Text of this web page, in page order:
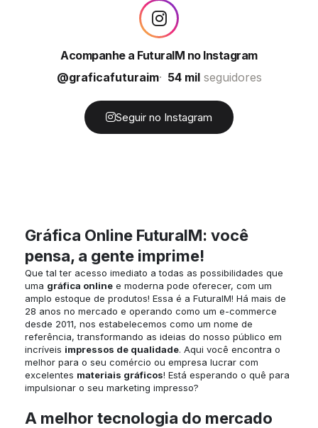
Acompanhe a FuturaIM no Instagram
@graficafuturaim
54 milseguidores
Seguir no Instagram
Gráfica Online FuturaIM: você
pensa, a gente imprime!
Que tal ter acesso imediato a todas as possibilidades que
uma gráfica online e moderna pode oferecer, com um
amplo estoque de produtos! Essa é a FuturaIM! Há mais de
28 anos no mercado e operando como um e-commerce
desde 2011, nos estabelecemos como um nome de
referência, transformando as ideias do nosso público em
incríveis impressos de qualidade. Aqui você encontra o
melhor para o seu comércio ou empresa lucrar com
excelentes materiais gráficos! Está esperando o quê para
impulsionar o seu marketing impresso?
A melhor tecnologia do mercado